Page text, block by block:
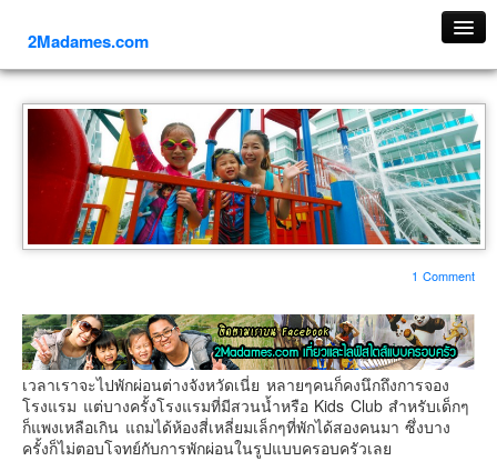
2Madames.com
ภาคเหนือ
ภาคใต้
ภาคตะวันออก
ภาคกลาง
ทริปต่างประเทศ
ยุโรป
รัสเซีย
อิตาลี
1 Comment
เวลาเราจะไปพักผ่อนต่างจังหวัดเนี่ย หลายๆคนก็คงนึกถึงการจอง
โรงแรม แต่บางครั้งโรงแรมที่มีสวนน้ำหรือ Kids Club สำหรับเด็กๆ
ก็แพงเหลือเกิน แถมได้ห้องสี่เหลี่ยมเล็กๆที่พักได้สองคนมา ซึ่งบาง
ครั้งก็ไม่ตอบโจทย์กับการพักผ่อนในรูปแบบครอบครัวเลย